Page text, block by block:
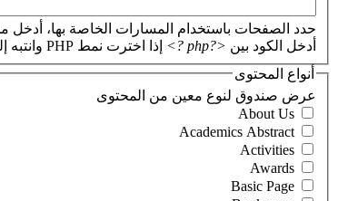
حدد الصفحات باستخدام المسارات الخاصة بها،
أدخل الكود بين <?php ?>
إذا اخترت نمط PHP وانتبه إلى أن تنفيذ كود PHP غير صحيح سيؤدي إلى تعطل موقعك.
أنواع المحتوى
‏عرض صندوق لنوع معين من المحتوى ‏